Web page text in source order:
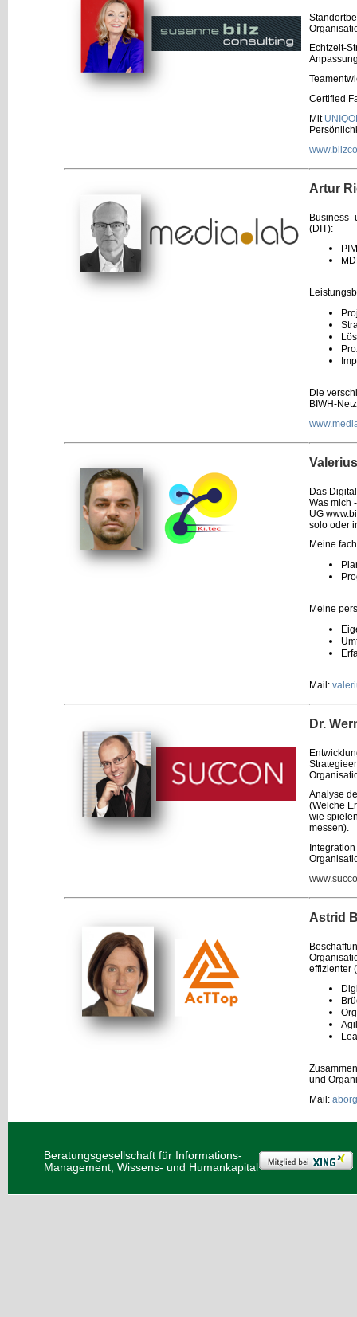
Echtzeit-
Certified
Mit
Artur
Business-
(DIT):
Die
BIWH-
Das
Was mich
UG
solo oder
Meine
Meine
Mail:
Dr.
Analyse
(Welche
wie
messen).
Astrid
effizienter
und
Mail:
Beratungsgesellschaft für Informations-
Management, Wissens- und Humankapital